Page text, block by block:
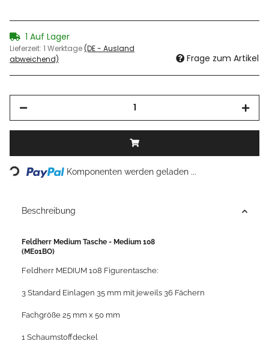
1 Auf Lager
Lieferzeit: 1 Werktage(DE - Ausland
abweichend)
Frage zum Artikel
Loading... Komponenten werden geladen ...
Beschreibung
Feldherr Medium Tasche - Medium 108
(ME01BO)
Feldherr MEDIUM 108 Figurentasche:
3 Standard Einlagen 35 mm mit jeweils 36 Fächern
Fachgröße 25 mm x 50 mm
1 Schaumstoffdeckel